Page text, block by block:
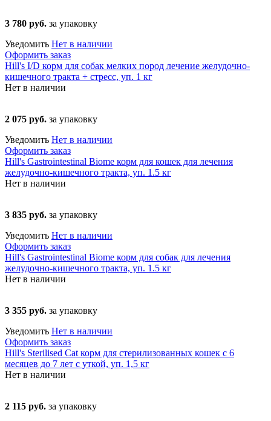
3 780 руб. за упаковку
Уведомить Нет в наличии
Оформить заказ
Hill's I/D корм для собак мелких пород лечение желудочно-
кишечного тракта + стресс, уп. 1 кг
Нет в наличии
2 075 руб. за упаковку
Уведомить Нет в наличии
Оформить заказ
Hill's Gastrointestinal Biome корм для кошек для лечения
желудочно-кишечного тракта, уп. 1.5 кг
Нет в наличии
3 835 руб. за упаковку
Уведомить Нет в наличии
Оформить заказ
Hill's Gastrointestinal Biome корм для собак для лечения
желудочно-кишечного тракта, уп. 1.5 кг
Нет в наличии
3 355 руб. за упаковку
Уведомить Нет в наличии
Оформить заказ
Hill's Sterilised Cat корм для стерилизованных кошек с 6
месяцев до 7 лет с уткой, уп. 1,5 кг
Нет в наличии
2 115 руб. за упаковку